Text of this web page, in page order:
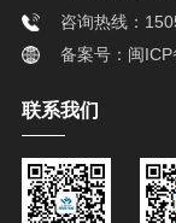
咨询热线：
备案号：闽
联系我们